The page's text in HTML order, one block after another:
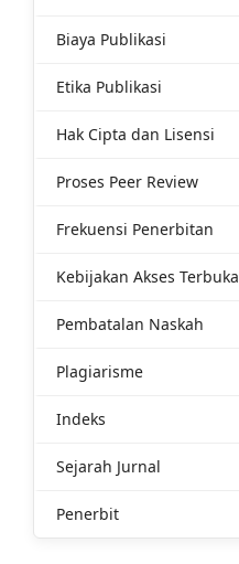
Biaya Publikasi
Etika Publikasi
Hak Cipta dan Lisensi
Proses Peer Review
Frekuensi Penerbitan
Kebijakan Akses Terbuka
Pembatalan Naskah
Plagiarisme
Indeks
Sejarah Jurnal
Penerbit